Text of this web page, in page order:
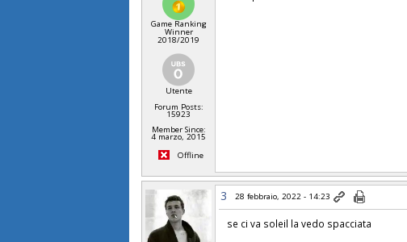
Game Ranking
Winner
2018/2019
Utente
Forum Posts:
15923
Member Since:
4 marzo, 2015
Offline
3 28 febbraio, 2022 - 14:23
se ci va soleil la vedo spacciata